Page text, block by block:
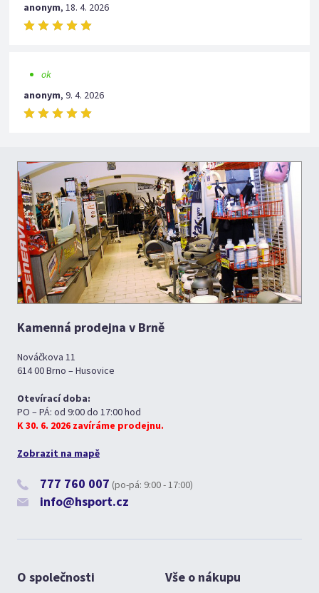
anonym,18. 4. 2026
ok
anonym,9. 4. 2026
Kamenná prodejna v Brně
Nováčkova 11
614 00 Brno – Husovice
Otevírací doba:
PO – PÁ: od 9:00 do 17:00 hod
K 30. 6. 2026 zavíráme prodejnu.
Zobrazit na mapě
777 760 007 (po-pá: 9:00 - 17:00)
info@hsport.cz
O společnosti Vše o nákupu